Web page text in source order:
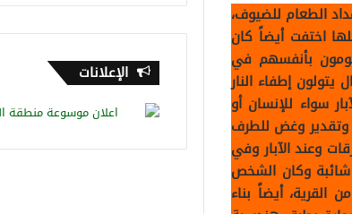
الطعام للضيوف،
اختفت أيضاً كان
بأنفسهم في
يتولون إطفاء النار
سواء للإنسان أو
وتقدير وغض للطرف
وعند الآبار وفي
شائبة وكان الشخص
أيضاً بناء
الإعلانات